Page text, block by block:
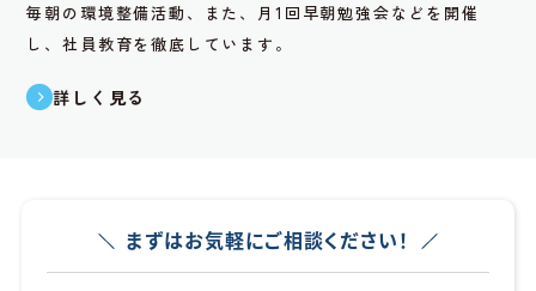
毎朝の環境整備活動、また、月1回早朝勉強会などを開催
し、社員教育を徹底しています。
詳しく見る
まずはお気軽にご相談ください！